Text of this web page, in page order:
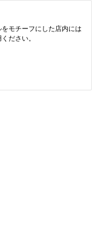
モチーフにした店内には
ださい。